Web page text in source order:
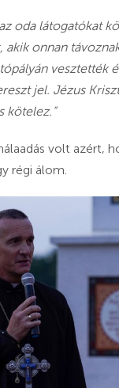
oda látogatókat
onnan
vesztették
jel. Jézus
kötelez.”
volt azért,
régi álom.